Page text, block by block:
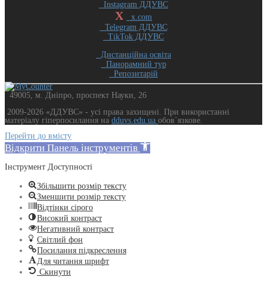
Instagram ДДУВС
X
x.com
Telegram ДДУВС
TikTok ДДУВС
Дистанційна освіта
Панорамний тур
Репозитарій
49005, м. Дніпро, проспект Науки, 26
2009-2026 «ДДУВС» - усi права захищенi. При використанні
матеріалу гіперпосилання на dduvs.edu.ua обов`язкове.
Перейти до вмісту
Відкрити Панель інструментів
Інструмент Доступності
Збільшити розмір тексту
Зменшити розмір тексту
Відтінки сірого
Високий контраст
Негативний контраст
Світлий фон
Посилання підкреслення
Для читання шрифт
Скинути